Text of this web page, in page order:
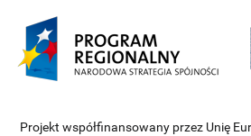
Projekt współfinansowany przez Unię